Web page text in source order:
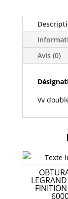
double
blanc
compo
069943Avis (0)
Vv